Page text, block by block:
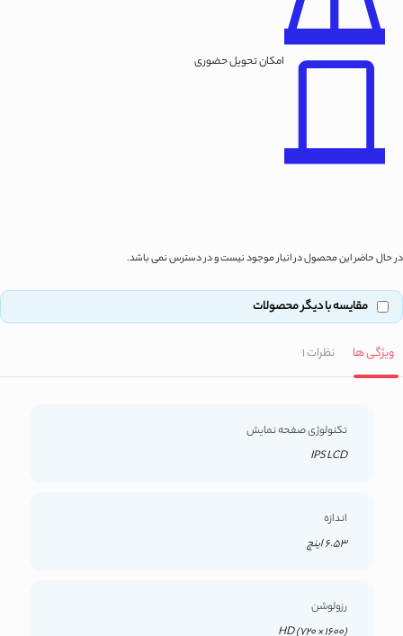
امکان تحویل حضوری
در حال حاضر این محصول در انبار موجود نیست و در دسترس نمی باشد.
مقایسه با دیگر محصولات
ویژگی ها نظرات1
تکنولوژی صفحه نمایش
IPS LCD
اندازه
6.53 اینچ
رزولوشن
(1600 × 720) HD